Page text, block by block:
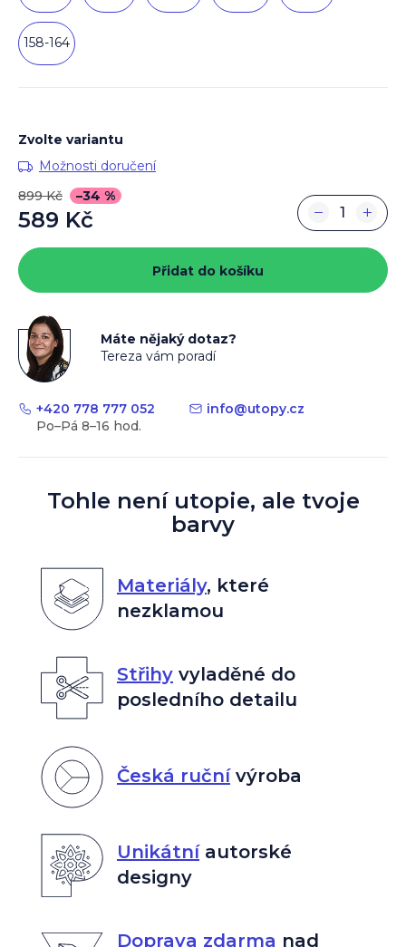
158-164
Zvolte variantu
Možnosti doručení
899 Kč
–34 %
589 Kč
cena:
+
−
Přidat do košíku
Máte nějaký dotaz?
Tereza vám poradí
+420 778 777 052 info@utopy.cz
Tohle není utopie, ale tvoje
barvy
Materiály, které
nezklamou
Střihyvyladěné do
posledního detailu
Česká ručnívýroba
Unikátníautorské
designy
Doprava zdarma nad